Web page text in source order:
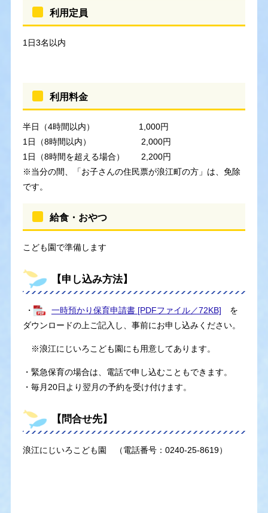
利用定員
1日3名以内
利用料金
半日（4時間以内） 1,000円
1日（8時間以内） 2,000円
1日（8時間を超える場合） 2,200円
※当分の間、「お子さんの住民票が浪江町の方」は、免除
です。
給食・おやつ
こども園で準備します
【申し込み方法】
・ 一時預かり保育申請書 [PDFファイル／72KB] を
ダウンロードの上ご記入し、事前にお申し込みください。
※浪江にじいろこども園にも用意してあります。
・緊急保育の場合は、電話で申し込むこともできます。
・毎月20日より翌月の予約を受け付けます。
【問合せ先】
浪江にじいろこども園 （電話番号：0240-25-8619）